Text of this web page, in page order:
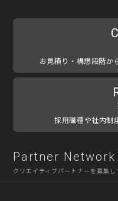
お見積り・構想段階か
採用職種や社内制
Partner Network
クリエイティブパートナーを募集し